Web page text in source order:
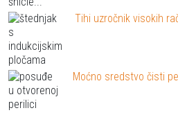
Tihi uzročnik visokih
Moćno sredstvo čisti